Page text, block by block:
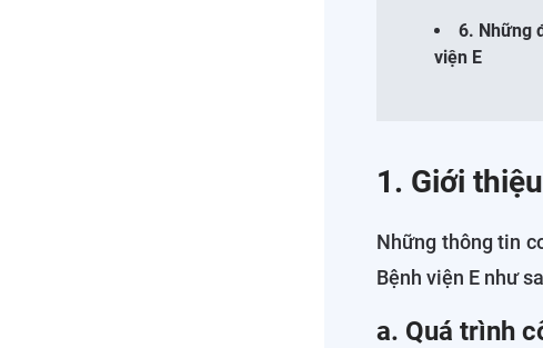
6. Những
viện E
1. Giới
Những thông tin
Bệnh viện E như
a. Quá trình